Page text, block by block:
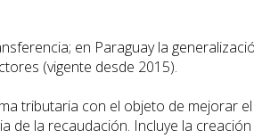
en Paraguay la
(vigente desde 2015).
tributaria con el objeto de mejorar el
de la recaudación. Incluye la creación